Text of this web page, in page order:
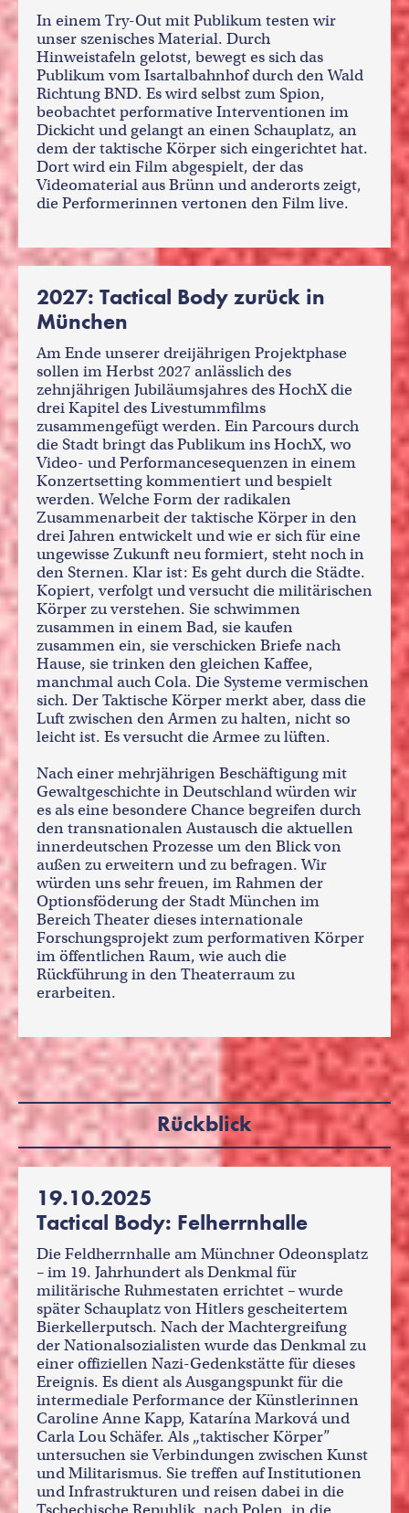
In einem Try-Out mit Publikum testen wir
unser szenisches Material. Durch
Hinweistafeln gelotst, bewegt es sich das
Publikum vom Isartalbahnhof durch den Wald
Richtung BND. Es wird selbst zum Spion,
beobachtet performative Interventionen im
Dickicht und gelangt an einen Schauplatz, an
dem der taktische Körper sich eingerichtet hat.
Dort wird ein Film abgespielt, der das
Videomaterial aus Brünn und anderorts zeigt,
die Performerinnen vertonen den Film live.
2027: Tactical Body zurück in
München
Am Ende unserer dreijährigen Projektphase
sollen im Herbst 2027 anlässlich des
zehnjährigen Jubiläumsjahres des HochX die
drei Kapitel des Livestummfilms
zusammengefügt werden. Ein Parcours durch
die Stadt bringt das Publikum ins HochX, wo
Video- und Performancesequenzen in einem
Konzertsetting kommentiert und bespielt
werden. Welche Form der radikalen
Zusammenarbeit der taktische Körper in den
drei Jahren entwickelt und wie er sich für eine
ungewisse Zukunft neu formiert, steht noch in
den Sternen. Klar ist: Es geht durch die Städte.
Kopiert, verfolgt und versucht die militärischen
Körper zu verstehen. Sie schwimmen
zusammen in einem Bad, sie kaufen
zusammen ein, sie verschicken Briefe nach
Hause, sie trinken den gleichen Kaffee,
manchmal auch Cola. Die Systeme vermischen
sich. Der Taktische Körper merkt aber, dass die
Luft zwischen den Armen zu halten, nicht so
leicht ist. Es versucht die Armee zu lüften.
Nach einer mehrjährigen Beschäftigung mit
Gewaltgeschichte in Deutschland würden wir
es als eine besondere Chance begreifen durch
den transnationalen Austausch die aktuellen
innerdeutschen Prozesse um den Blick von
außen zu erweitern und zu befragen. Wir
würden uns sehr freuen, im Rahmen der
Optionsföderung der Stadt München im
Bereich Theater dieses internationale
Forschungsprojekt zum performativen Körper
im öffentlichen Raum, wie auch die
Rückführung in den Theaterraum zu
erarbeiten.
Rückblick
19.10.2025
Tactical Body: Felherrnhalle
Die Feldherrnhalle am Münchner Odeonsplatz
– im 19. Jahrhundert als Denkmal für
militärische Ruhmestaten errichtet – wurde
später Schauplatz von Hitlers gescheitertem
Bierkellerputsch. Nach der Machtergreifung
der Nationalsozialisten wurde das Denkmal zu
einer offiziellen Nazi-Gedenkstätte für dieses
Ereignis. Es dient als Ausgangspunkt für die
intermediale Performance der Künstlerinnen
Caroline Anne Kapp, Katarína Marková und
Carla Lou Schäfer. Als „taktischer Körper”
untersuchen sie Verbindungen zwischen Kunst
und Militarismus. Sie treffen auf Institutionen
und Infrastrukturen und reisen dabei in die